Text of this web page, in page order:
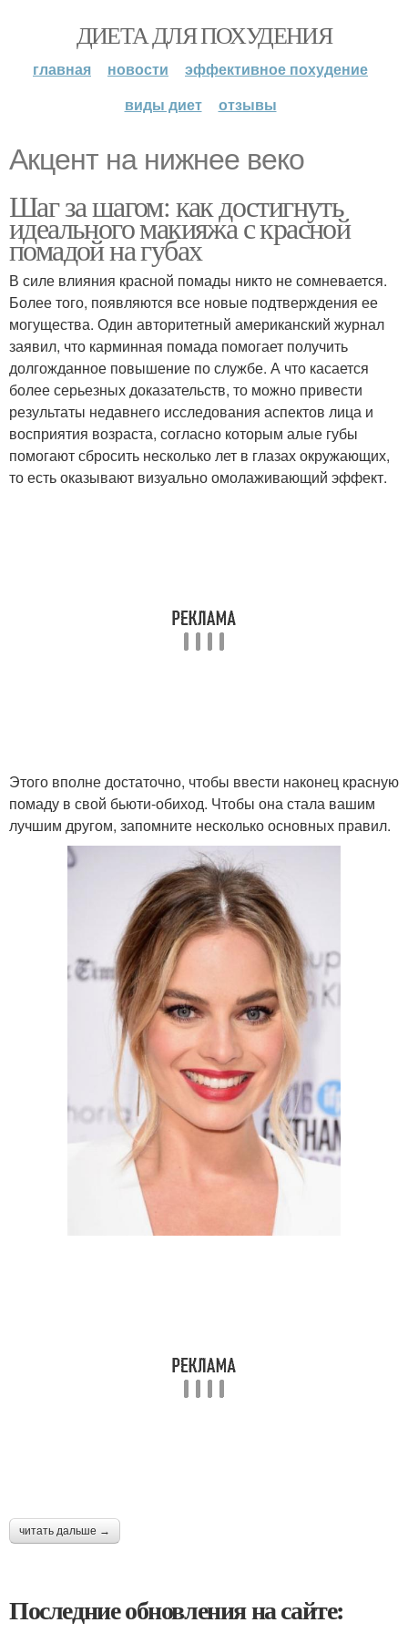
ДИЕТА ДЛЯ ПОХУДЕНИЯ
главная новости
эффективное похудение
виды диет
отзывы
Акцент на нижнее веко
Шаг за шагом: как достигнуть
идеального макияжа с красной
помадой на губах
В силе влияния красной помады никто не сомневается.
Более того, появляются все новые подтверждения ее
могущества. Один авторитетный американский журнал
заявил, что карминная помада помогает получить
долгожданное повышение по службе. А что касается
более серьезных доказательств, то можно привести
результаты недавнего исследования аспектов лица и
восприятия возраста, согласно которым алые губы
помогают сбросить несколько лет в глазах окружающих,
то есть оказывают визуально омолаживающий эффект.
Этого вполне достаточно, чтобы ввести наконец красную
помаду в свой бьюти-обиход. Чтобы она стала вашим
лучшим другом, запомните несколько основных правил.
читать дальше →
Последние обновления на сайте: